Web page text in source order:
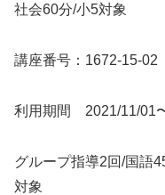
社会60分/小5対象
講座番号：1672-15-02
利用期間 2021/11/01
グループ指導2回/国
対象